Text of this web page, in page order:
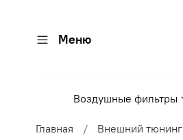
Меню
Воздушные фильтры
Главная Внешний тюнинг